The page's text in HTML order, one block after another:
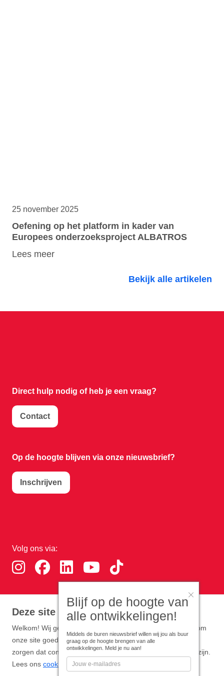
Deze site gebruikt cookies
Welkom! Wij gebruiken functionele en analytische cookies om
onze site goed te laten werken. Optioneel zijn cookies die
zorgen dat content en advertenties zo persoonlijk mogelijk zijn.
Lees ons cookiebeleid.
25 november 2025
Oefening op het platform in kader van
Europees onderzoeksproject ALBATROS
Lees meer
Bekijk alle artikelen
Direct hulp nodig ofheb je een vraag?
Contact
Op de hoogte blijven via onze nieuwsbrief?
Inschrijven
Volg ons via:
Download de RTHA app:Blijf op de hoogte van
alle ontwikkelingen!
Middels de buren nieuwsbrief willen wij jou als buur
graag op de hoogte brengen van alle
ontwikkelingen. Meld je nu aan!